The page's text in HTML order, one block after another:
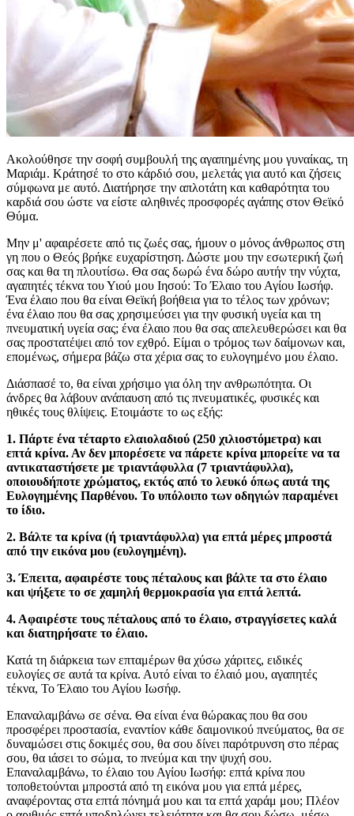
Ακολούθησε την σοφή συμβουλή της αγαπημένης μου γυναίκας, τη
Μαριάμ. Κράτησέ το στο κάρδιό σου, μελετάς για αυτό και ζήσεις
σύμφωνα με αυτό. Διατήρησε την απλοτάτη και καθαρότητα του
καρδιά σου ώστε να είστε αληθινές προσφορές αγάπης στον Θεϊκό
Θύμα.
Μην μ' αφαιρέσετε από τις ζωές σας, ήμουν ο μόνος άνθρωπος στη
γη που ο Θεός βρήκε ευχαρίστηση. Δώστε μου την εσωτερική ζωή
σας και θα τη πλουτίσω. Θα σας δωρώ ένα δώρο αυτήν την νύχτα,
αγαπητές τέκνα του Υιού μου Ιησού: Το Έλαιο του Αγίου Ιωσήφ.
Ένα έλαιο που θα είναι Θεϊκή βοήθεια για το τέλος των χρόνων;
ένα έλαιο που θα σας χρησιμεύσει για την φυσική υγεία και τη
πνευματική υγεία σας; ένα έλαιο που θα σας απελευθερώσει και θα
σας προστατέψει από τον εχθρό. Είμαι ο τρόμος των δαίμονων και,
επομένως, σήμερα βάζω στα χέρια σας το ευλογημένο μου έλαιο.
Διάσπασέ το, θα είναι χρήσιμο για όλη την ανθρωπότητα. Οι
άνδρες θα λάβουν ανάπαυση από τις πνευματικές, φυσικές και
ηθικές τους θλίψεις. Ετοιμάστε το ως εξής:
1. Πάρτε ένα τέταρτο ελαιολαδιού (250 χιλιοστόμετρα) και
επτά κρίνα. Αν δεν μπορέσετε να πάρετε κρίνα μπορείτε να τα
αντικαταστήσετε με τριαντάφυλλα (7 τριαντάφυλλα),
οποιουδήποτε χρώματος, εκτός από το λευκό όπως αυτά της
Ευλογημένης Παρθένου. Το υπόλοιπο των οδηγιών παραμένει
το ίδιο.
2. Βάλτε τα κρίνα (ή τριαντάφυλλα) για επτά μέρες μπροστά
από την εικόνα μου (ευλογημένη).
3. Έπειτα, αφαιρέστε τους πέταλους και βάλτε τα στο έλαιο
και ψήξετε το σε χαμηλή θερμοκρασία για επτά λεπτά.
4. Αφαιρέστε τους πέταλους από το έλαιο, στραγγίσετες καλά
και διατηρήσατε το έλαιο.
Κατά τη διάρκεια των επταμέρων θα χύσω χάριτες, ειδικές
ευλογίες σε αυτά τα κρίνα. Αυτό είναι το έλαιό μου, αγαπητές
τέκνα, Το Έλαιο του Αγίου Ιωσήφ.
Επαναλαμβάνω σε σένα. Θα είναι ένα θώρακας που θα σου
προσφέρει προστασία, εναντίον κάθε δαιμονικού πνεύματος, θα σε
δυναμώσει στις δοκιμές σου, θα σου δίνει παρότρυνση στο πέρας
σου, θα ιάσει το σώμα, το πνεύμα και την ψυχή σου.
Επαναλαμβάνω, το έλαιο του Αγίου Ιωσήφ: επτά κρίνα που
τοποθετούνται μπροστά από τη εικόνα μου για επτά μέρες,
αναφέροντας στα επτά πόνημά μου και τα επτά χαράμ μου; Πλέον